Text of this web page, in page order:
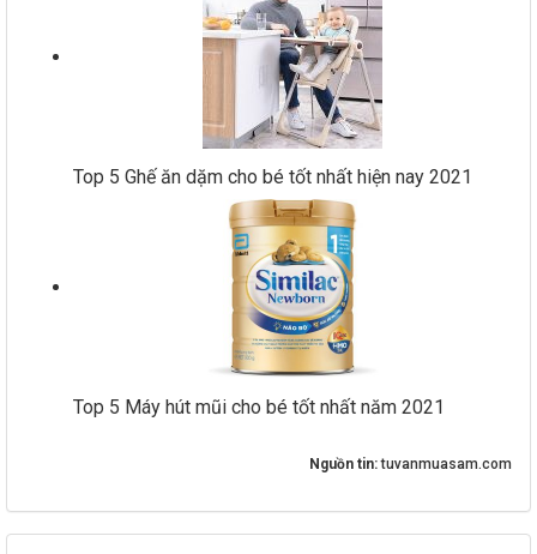
Top 5 Ghế ăn dặm cho bé tốt nhất hiện nay 2021
Top 5 Máy hút mũi cho bé tốt nhất năm 2021
Nguồn tin:tuvanmuasam.com